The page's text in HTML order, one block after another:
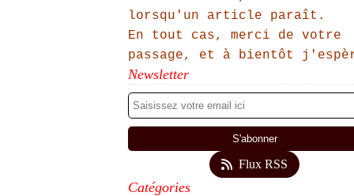
lorsqu'un article paraît.
En tout cas, merci de votre
passage, et à bientôt
Newsletter
Flux RSS
Catégories